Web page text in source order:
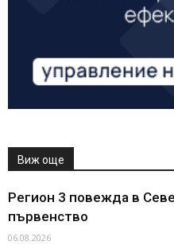
Виж още
Регион 3 повежда в
първенство
06.08.2026